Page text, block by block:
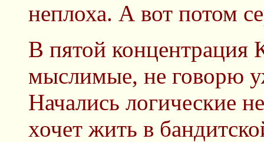
неплоха. А вот потом
В пятой
мыслимые, не говорю
Начались логические
хочет жить в